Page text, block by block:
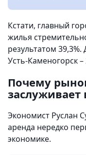
Кстати, главный
жилья
результатом
Усть-Каменогорск –
Почему
Экономист Руслан
аренда нередко
экономике.